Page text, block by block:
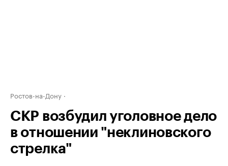
Ростов-на-Дону
СКР возбудил уголовное дело
в отношении "неклиновского
стрелка"